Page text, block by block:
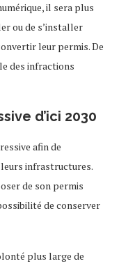
il sera plus
ou de s’installer
leur permis. De
des infractions
d’ici 2030
afin de
infrastructures.
de son permis
de conserver
plus large de